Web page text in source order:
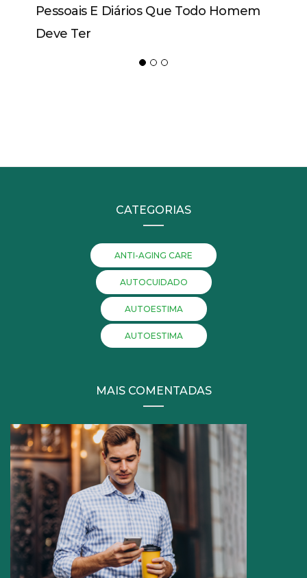
Pessoais E Diários Que Todo Homem
Deve Ter
CATEGORIAS
ANTI-AGING CARE
AUTOCUIDADO
AUTOESTIMA
AUTOESTIMA
MAIS COMENTADAS